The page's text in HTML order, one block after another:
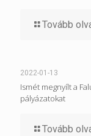
Tovább
2022-01-13
Ismét megnyílt a
pályázatokat
Tovább